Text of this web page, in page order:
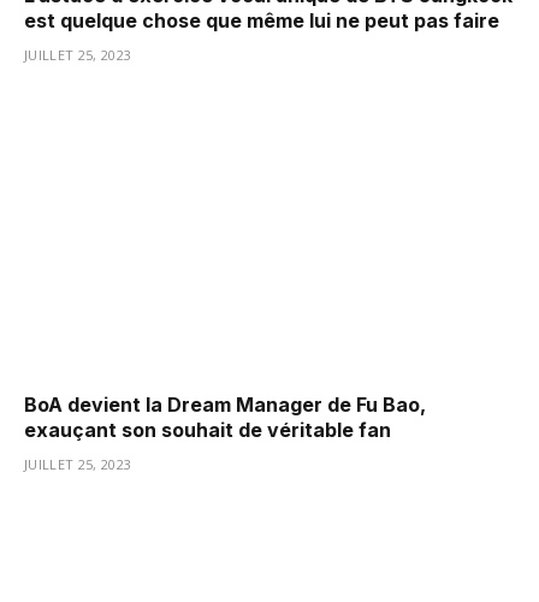
est quelque chose que même lui ne peut pas faire
JUILLET 25, 2023
BoA devient la Dream Manager de Fu Bao,
exauçant son souhait de véritable fan
JUILLET 25, 2023